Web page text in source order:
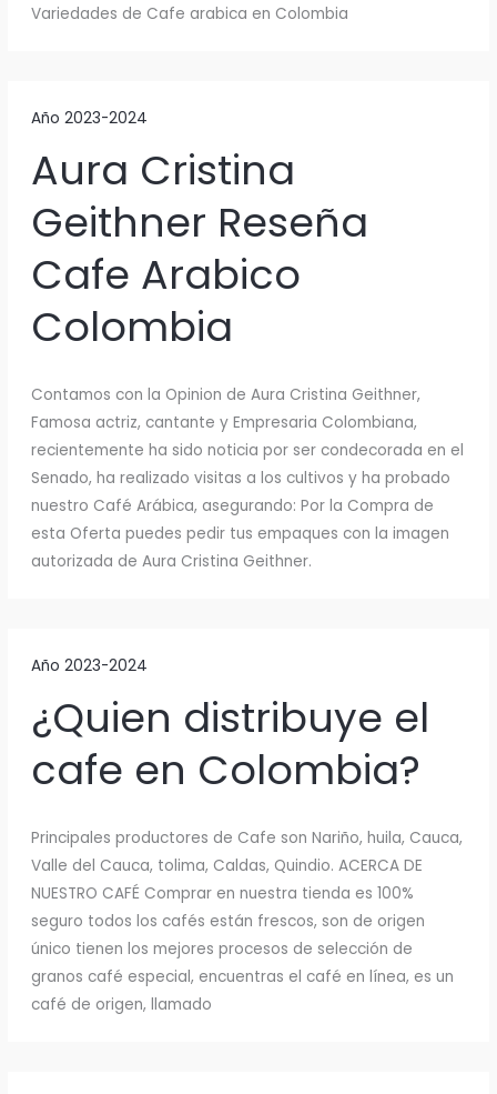
Variedades de Cafe arabica en Colombia
Año 2023-2024
Aura Cristina
Geithner Reseña
Cafe Arabico
Colombia
Contamos con la Opinion de Aura Cristina Geithner,
Famosa actriz, cantante y Empresaria Colombiana,
recientemente ha sido noticia por ser condecorada en el
Senado, ha realizado visitas a los cultivos y ha probado
nuestro Café Arábica, asegurando: Por la Compra de
esta Oferta puedes pedir tus empaques con la imagen
autorizada de Aura Cristina Geithner.
Año 2023-2024
¿Quien distribuye el
cafe en Colombia?
Principales productores de Cafe son Nariño, huila, Cauca,
Valle del Cauca, tolima, Caldas, Quindio. ACERCA DE
NUESTRO CAFÉ Comprar en nuestra tienda es 100%
seguro todos los cafés están frescos, son de origen
único tienen los mejores procesos de selección de
granos café especial, encuentras el café en línea, es un
café de origen, llamado